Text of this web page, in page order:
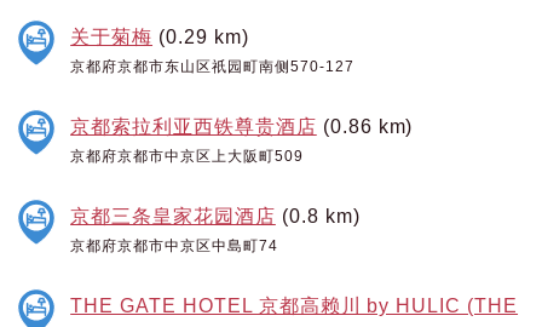
关于菊梅 (0.29 km)
京都府京都市东山区祇园町南侧570-127
京都索拉利亚西铁尊贵酒店 (0.86 km)
京都府京都市中京区上大阪町509
京都三条皇家花园酒店 (0.8 km)
京都府京都市中京区中島町74
THE GATE HOTEL 京都高赖川 by HULIC (THE